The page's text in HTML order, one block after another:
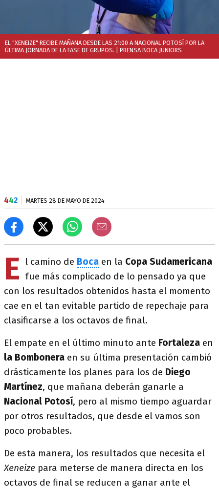
EL "XENEIZE" RECIBE MAÑANA DESDE LAS 21:00 A NACIONAL POTOSÍ POR LA
ÚLTIMA JORNADA DE LA FASE DE GRUPOS.
| PRENSA BOCA JUNIORS
442 MARTES 28 DE MAYO DE 2024
E l camino de Boca en la Copa Sudamericana
fue más complicado de lo pensado ya que
con los resultados obtenidos hasta el momento
cae en el tan evitable partido de repechaje para
clasificarse a los octavos de final.
El empate en el último minuto ante Fortaleza en
la Bombonera en su última presentación cambió
drásticamente los planes para los de Diego
Martínez, que mañana deberán ganarle a
Nacional Potosí, pero al mismo tiempo aguardar
por otros resultados, que desde el vamos son
poco probables.
De esta manera, los resultados que necesita el
Xeneize para meterse de manera directa en los
octavos de final se reducen a ganar ante el